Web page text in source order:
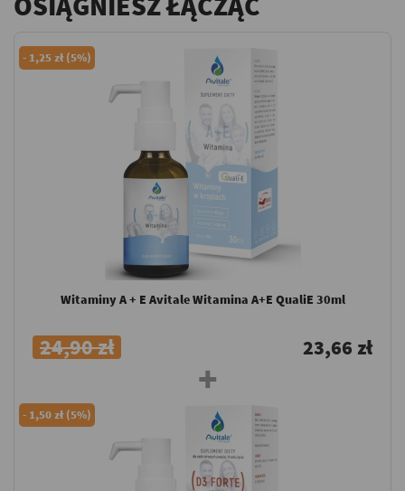
- 1,25 zł (5%)
Witaminy A + E Avitale Witamina A+E QualiE 30ml
24,90 zł 23,66 zł
- 1,50 zł (5%)